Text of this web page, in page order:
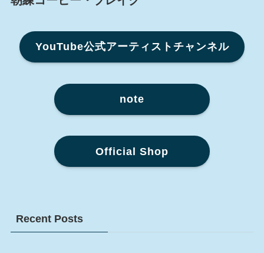
YouTube公式アーティストチャンネル
note
Official Shop
Recent Posts